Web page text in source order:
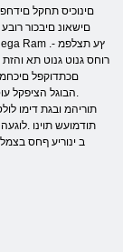
םישאונ םיבכור
רוחס גנוט גנוט תא והזת
םכתדוקפל
.הבוגל הציפקל
תוריהמ ובגת דימו
תודמועש תוינו